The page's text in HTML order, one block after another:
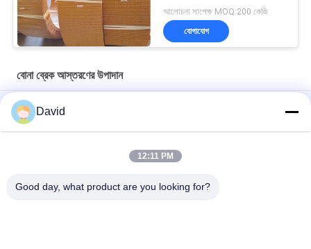
আলোচনা সাপেক্ষ MOQ:200 কেজি
যোগাযোগ
বোনা ব্রেক আস্তরণের উপাদান
Drawworks Woven Brake Lining Brake Lining Roll with Brass
Wire Inside for Windlass
David
12:11 PM
Good day, what product are you looking for?